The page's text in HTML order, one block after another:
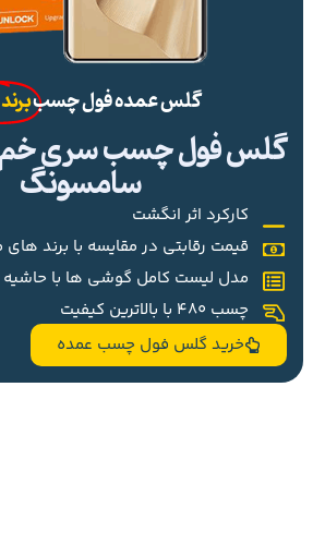
گلس عمده فول چسب
گلس فول چسب سری خم
سامسونگ
کارکرد اثر انگشت
قیمت رقابتی در مقایسه با برند های
مدل لیست کامل گوشی ها با
چسب 480 با بالاترین کیفیت
خرید گلس فول چسب عمده